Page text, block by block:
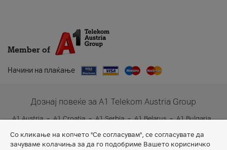
Member of
Начини на плаќање
Дознај повеќе за A1 Telekom Austria Group
A1 Austria A1 Croatia A1 Serbia A1 Belarus
A1 Bulgaria
A1 Slovenia
A1 Digital
Со кликање на копчето "Се согласувам", се согласувате да
зачуваме колачиња за да го подобриме Вашето корисничко